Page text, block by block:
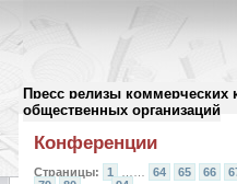
Пресс релизы коммерческих
общественных организаций
Архив пресс-релизов//
Конференции
Страницы: 1 64 65 66